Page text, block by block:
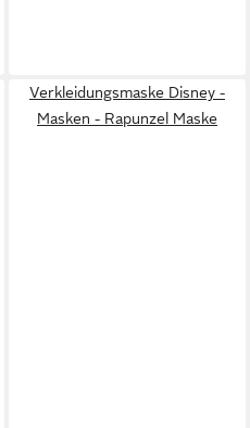
Verkleidungsmaske Disney -
Masken - Rapunzel Maske